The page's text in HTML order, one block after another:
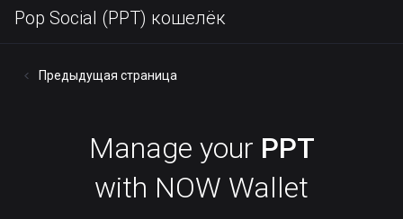
Pop Social (PPT) кошелёк
Предыдущая страница
Manage your PPT
with NOW Wallet